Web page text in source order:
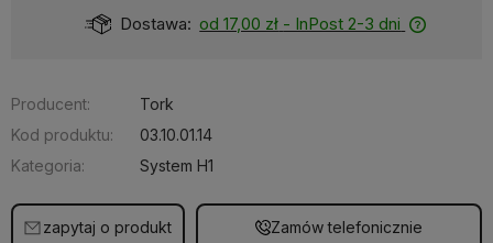
Dostępność: Dostępny
Producent:
Tork
Kod produktu:
03.10.01.14
Kategoria:
System H1
zapytaj o produkt Zamów telefonicznie